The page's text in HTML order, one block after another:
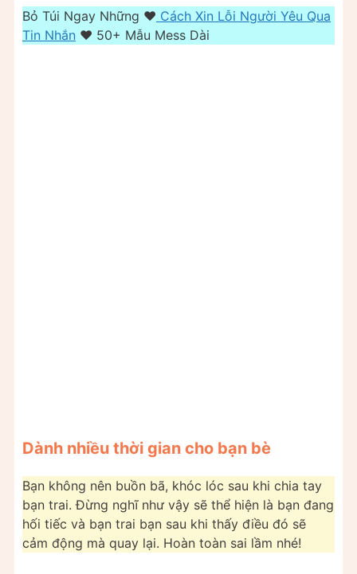
Bỏ Túi Ngay Những ❤️️ Cách Xin Lỗi Người Yêu Qua
Tin Nhắn ❤️️ 50+ Mẫu Mess Dài
Dành nhiều thời gian cho bạn bè
Bạn không nên buồn bã, khóc lóc sau khi chia tay
bạn trai. Đừng nghĩ như vậy sẽ thể hiện là bạn đang
hối tiếc và bạn trai bạn sau khi thấy điều đó sẽ
cảm động mà quay lại. Hoàn toàn sai lầm nhé!